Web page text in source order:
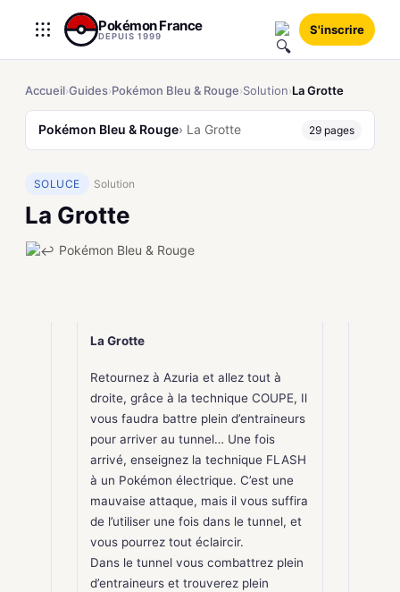
contenu
Pokémon France
DEPUIS 1999 S'inscrire
Accueil›Guides›Pokémon Bleu & Rouge›Solution›La Grotte
Pokémon Bleu & Rouge› La Grotte 29 pages
SOLUCE Solution
La Grotte
Pokémon Bleu & Rouge
La Grotte
Retournez à Azuria et allez tout à
droite, grâce à la technique COUPE, Il
vous faudra battre plein d’entraineurs
pour arriver au tunnel… Une fois
arrivé, enseignez la technique FLASH
à un Pokémon électrique. C’est une
mauvaise attaque, mais il vous suffira
de l’utiliser une fois dans le tunnel, et
vous pourrez tout éclaircir.
Dans le tunnel vous combattrez plein
d’entraineurs et trouverez plein